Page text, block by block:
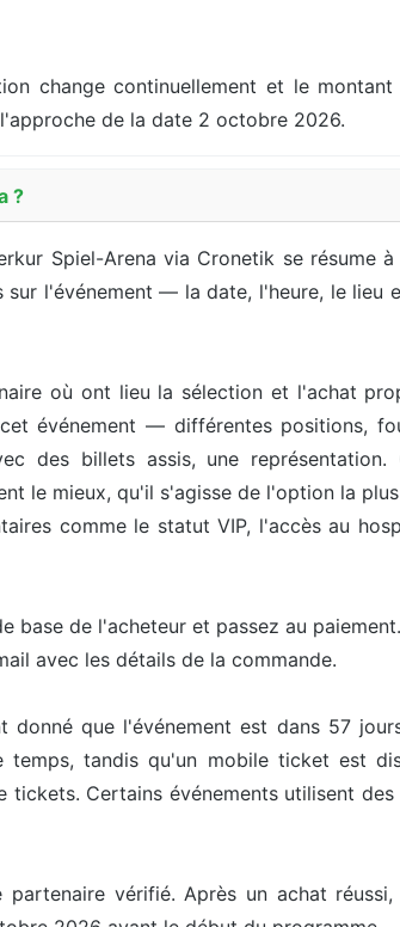
change continuellement et le
de la date 2 octobre 2026.
?
Spiel-Arena via Cronetik se résume à
l'événement — la date, l'heure, le lieu
où ont lieu la sélection et l'achat
événement — différentes positions,
des billets assis, une représentation.
le mieux, qu'il s'agisse de l'option la
comme le statut VIP, l'accès au
base de l'acheteur et passez au
avec les détails de la commande.
que l'événement est dans 57
tandis qu'un mobile ticket est
Certains événements utilisent
vérifié. Après un achat